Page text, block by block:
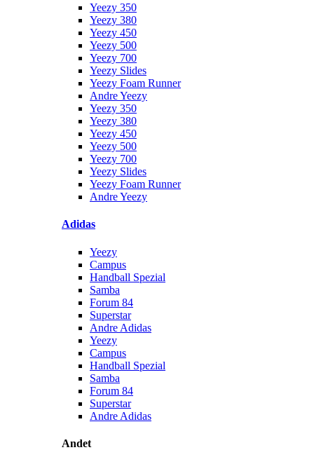
Yeezy 350
Yeezy 380
Yeezy 450
Yeezy 500
Yeezy 700
Yeezy Slides
Yeezy Foam Runner
Andre Yeezy
Yeezy 350
Yeezy 380
Yeezy 450
Yeezy 500
Yeezy 700
Yeezy Slides
Yeezy Foam Runner
Andre Yeezy
Adidas
Yeezy
Campus
Handball Spezial
Samba
Forum 84
Superstar
Andre Adidas
Yeezy
Campus
Handball Spezial
Samba
Forum 84
Superstar
Andre Adidas
Andet